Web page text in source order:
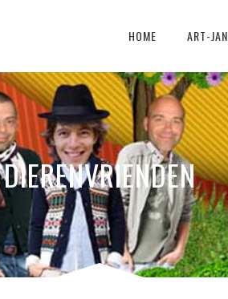
HOME ART-JAN
DIERENVRIENDEN